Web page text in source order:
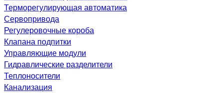
Терморегулирующая автоматика
Сервопривода
Регулеровочные короба
Клапана подпитки
Управляющие модули
Гидравлические разделители
Теплоносители
Канализация